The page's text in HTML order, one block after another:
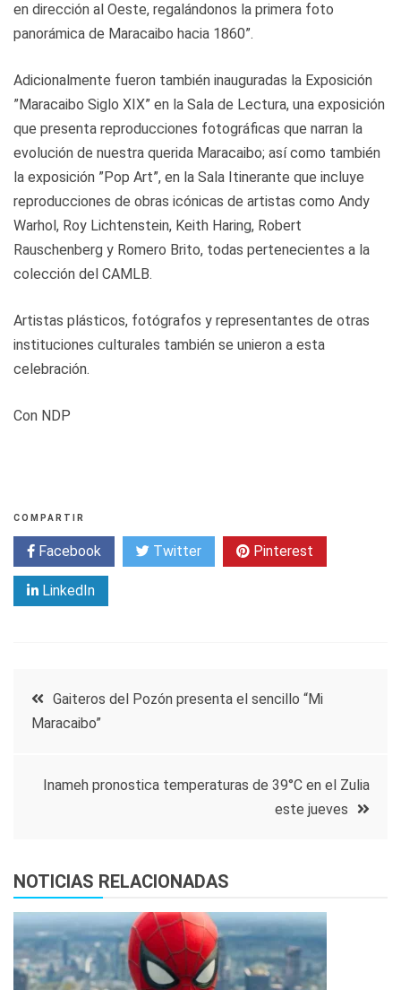
en dirección al Oeste, regalándonos la primera foto
panorámica de Maracaibo hacia 1860”.
Adicionalmente fueron también inauguradas la Exposición
”Maracaibo Siglo XIX” en la Sala de Lectura, una exposición
que presenta reproducciones fotográficas que narran la
evolución de nuestra querida Maracaibo; así como también
la exposición ”Pop Art”, en la Sala Itinerante que incluye
reproducciones de obras icónicas de artistas como Andy
Warhol, Roy Lichtenstein, Keith Haring, Robert
Rauschenberg y Romero Brito, todas pertenecientes a la
colección del CAMLB.
Artistas plásticos, fotógrafos y representantes de otras
instituciones culturales también se unieron a esta
celebración.
Con NDP
COMPARTIR
Facebook Twitter Pinterest
LinkedIn
Navegación
entradas
Gaiteros del Pozón presenta el sencillo “Mi
Maracaibo”
Inameh pronostica temperaturas de 39°C en el Zulia
este jueves
NOTICIAS RELACIONADAS